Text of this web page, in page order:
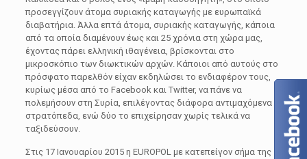
προσεγγίζουν άτομα συριακής καταγωγής με ευρωπαϊκά
διαβατήρια. Άλλα επτά άτομα, συριακής καταγωγής, κάποια
από τα οποία διαμένουν έως και 25 χρόνια στη χώρα μας,
έχοντας πάρει ελληνική ιθαγένεια, βρίσκονται στο
μικροσκόπιο των διωκτικών αρχών. Κάποιοι από αυτούς στο
πρόσφατο παρελθόν είχαν εκδηλώσει το ενδιαφέρον τους,
κυρίως μέσα από το Facebook και Twitter, να πάνε να
πολεμήσουν στη Συρία, επιλέγοντας διάφορα αντιμαχόμενα
στρατόπεδα, ενώ δύο το επιχείρησαν χωρίς τελικά να
ταξιδεύσουν.
Στις 17 Ιανουαρίου 2015 η EUROPOL με κατεπείγον σήμα της